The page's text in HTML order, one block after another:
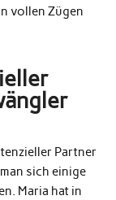
vollen Zügen
Partner
sich einige
Maria hat in